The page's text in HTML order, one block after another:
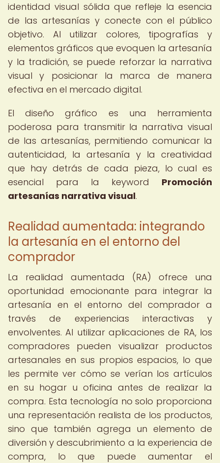
identidad visual sólida que refleje la esencia
de las artesanías y conecte con el público
objetivo. Al utilizar colores, tipografías y
elementos gráficos que evoquen la artesanía
y la tradición, se puede reforzar la narrativa
visual y posicionar la marca de manera
efectiva en el mercado digital.
El diseño gráfico es una herramienta
poderosa para transmitir la narrativa visual
de las artesanías, permitiendo comunicar la
autenticidad, la artesanía y la creatividad
que hay detrás de cada pieza, lo cual es
esencial para la keyword Promoción
artesanías narrativa visual.
Realidad aumentada: integrando
la artesanía en el entorno del
comprador
La realidad aumentada (RA) ofrece una
oportunidad emocionante para integrar la
artesanía en el entorno del comprador a
través de experiencias interactivas y
envolventes. Al utilizar aplicaciones de RA, los
compradores pueden visualizar productos
artesanales en sus propios espacios, lo que
les permite ver cómo se verían los artículos
en su hogar u oficina antes de realizar la
compra. Esta tecnología no solo proporciona
una representación realista de los productos,
sino que también agrega un elemento de
diversión y descubrimiento a la experiencia de
compra, lo que puede aumentar el